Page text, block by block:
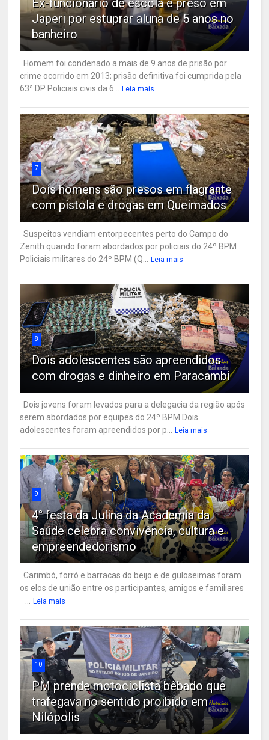
Japeri por estuprar aluna de 5 anos no
banheiro
Homem foi condenado a mais de 9 anos de prisão por
crime ocorrido em 2013; prisão definitiva foi cumprida pela
63ª DP Policiais civis da 6...
Leia mais
7
Dois homens são presos em flagrante
com pistola e drogas em Queimados
Suspeitos vendiam entorpecentes perto do Campo do
Zenith quando foram abordados por policiais do 24º BPM
Policiais militares do 24º BPM (Q...
Leia mais
8
Dois adolescentes são apreendidos
com drogas e dinheiro em Paracambi
Dois jovens foram levados para a delegacia da região após
serem abordados por equipes do 24º BPM Dois
adolescentes foram apreendidos por p...
Leia mais
9
4° festa da Julina da Academia da
Saúde celebra convivência, cultura e
empreendedorismo
Carimbó, forró e barracas do beijo e de guloseimas foram
os elos de união entre os participantes, amigos e familiares
Leia mais
10
PM prende motociclista bêbado que
trafegava no sentido proibido em
Nilópolis